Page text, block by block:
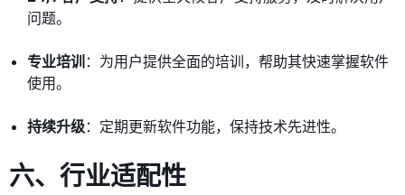
问题。
专业培训 ：为用户提供全面的培训，帮助其快速掌握软件
使用。
持续升级：定期更新软件功能，保持技术先进性。
六、行业适配性